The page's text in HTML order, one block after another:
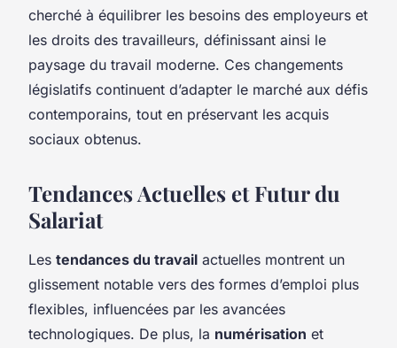
cherché à équilibrer les besoins des employeurs et
les droits des travailleurs, définissant ainsi le
paysage du travail moderne. Ces changements
législatifs continuent d’adapter le marché aux défis
contemporains, tout en préservant les acquis
sociaux obtenus.
Tendances Actuelles et Futur du
Salariat
Les tendances du travail actuelles montrent un
glissement notable vers des formes d’emploi plus
flexibles, influencées par les avancées
technologiques. De plus, la numérisation et